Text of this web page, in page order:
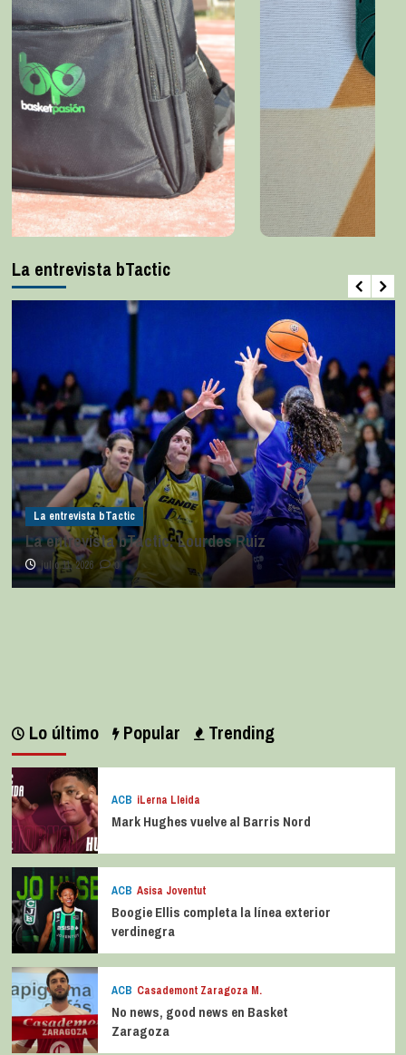
La entrevista bTactic
La entrevista bTactic
La entrevista bTactic: Lourdes Ruiz
julio 11, 2026 0
Lo último Popular Trending
ACB iLerna Lleida
Mark Hughes vuelve al Barris Nord
ACB Asisa Joventut
Boogie Ellis completa la línea exterior
verdinegra
ACB Casademont Zaragoza M.
No news, good news en Basket
Zaragoza